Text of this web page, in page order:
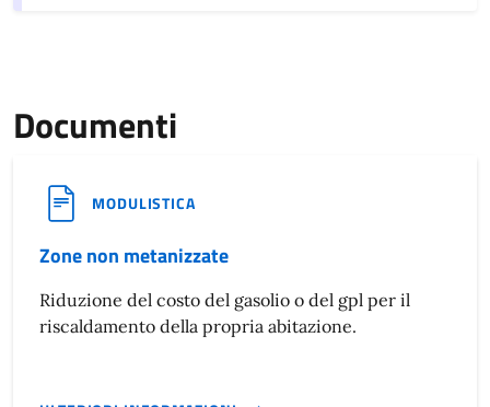
Documenti
MODULISTICA
Zone non metanizzate
Riduzione del costo del gasolio o del gpl per il
riscaldamento della propria abitazione.